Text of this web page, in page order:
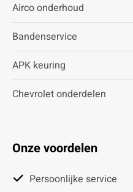
Airco onderhoud
Bandenservice
APK keuring
Chevrolet onderdelen
Onze voordelen
Persoonlijke service